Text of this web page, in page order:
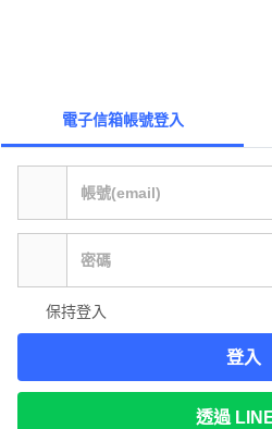
電子信箱帳號登入
保持登入
登入
透過